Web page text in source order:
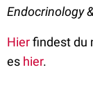
Endocrinology
Hierfindest du
es hier.